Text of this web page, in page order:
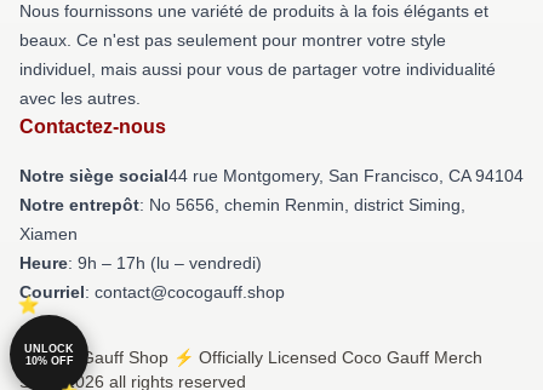
Nous fournissons une variété de produits à la fois élégants et
beaux. Ce n'est pas seulement pour montrer votre style
individuel, mais aussi pour vous de partager votre individualité
avec les autres.
Contactez-nous
Notre siège social44 rue Montgomery, San Francisco, CA 94104
Notre entrepôt: No 5656, chemin Renmin, district Siming,
Xiamen
Heure: 9h – 17h (lu – vendredi)
Courriel: contact@cocogauff.shop
© Coco Gauff Shop ⚡️ Officially Licensed Coco Gauff Merch
Store 2026 all rights reserved
UNLOCK
10% OFF